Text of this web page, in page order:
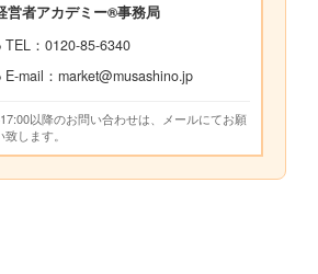
営者アカデミー®事務局
TEL：0120-85-6340
E-mail：market@musashino.jp
以降のお問い合わせは、メールにてお願
致します。